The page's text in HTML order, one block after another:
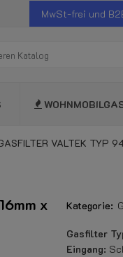
MwSt-frei und
VALTEK TYP
x
Kategorie:
Gasfilter
Eingang: